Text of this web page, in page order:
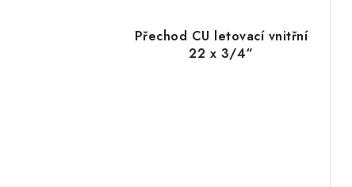
Přechod CU letovací vnitřní
22 x 3/4“